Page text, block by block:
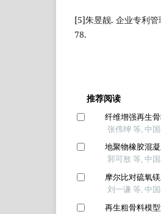
[5]朱昱靓. 企业专利
78.
推荐阅读
纤维增强再生
张伟绅 等, 中
地聚物橡胶混
郭可敖 等, 中
摩尔比对硫氧
刘一谦 等, 中
再生粗骨料模